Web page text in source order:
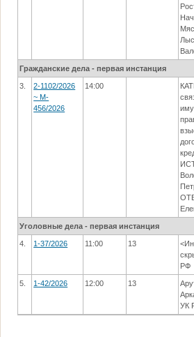
Гражданские дела - первая инстанция
3.
2-1102/2026
~ M-
456/2026
14:00
Уголовные дела - первая инстанция
4. 1-37/2026 11:00 13
РФ
5. 1-42/2026 12:00 13
УК